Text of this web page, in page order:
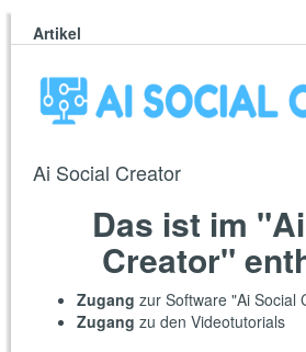
Artikel
Ai Social Creator
Das ist im
Creator"
Zugang zur Software "Ai Social
Zugang zu den Videotutorials